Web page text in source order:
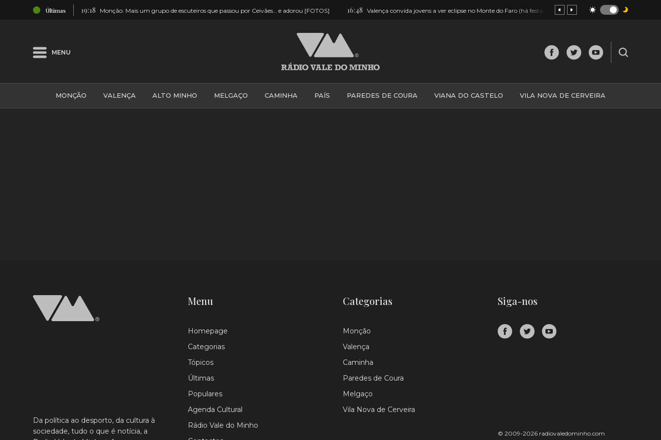
Últimas
em hipermercado 19:18 Monção: Mais um grupo de escuteiros que passou por Ceivães… e adorou [FOTOS] 16:48 Valença convida jovens a ver eclipse no Monte do Faro (há festa, petiscos e muito mais!)
MENU
MONÇÃO VALENÇA ALTO MINHO MELGAÇO CAMINHA PAÍS PAREDES DE COURA VIANA DO CASTELO VILA NOVA DE CERVEIRA
Da política ao desporto, da cultura à
sociedade, tudo o que é notícia, a
Menu
Homepage
Categorias
Tópicos
Últimas
Populares
Agenda Cultural
Rádio Vale do Minho
Categorias
Monção
Valença
Caminha
Paredes de Coura
Melgaço
Vila Nova de Cerveira
Siga-nos
© 2009-2026 radiovaledominho.com